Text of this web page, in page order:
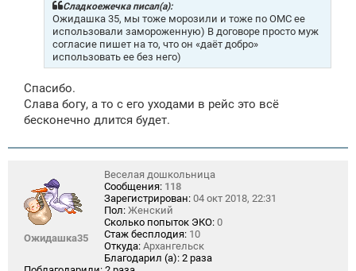
Сладкоежечка писал(а):
Ожидашка 35, мы тоже морозили и тоже по ОМС ее
использовали замороженную) В договоре просто муж
согласие пишет на то, что он «даёт добро»
использовать ее без него)
Спасибо.
Слава богу, а то с его уходами в рейс это всё
бесконечно длится будет.
Ожидашка35
Веселая дошкольница
Сообщения: 118
Зарегистрирован: 04 окт 2018, 22:31
Пол: Женский
Сколько попыток ЭКО: 0
Стаж бесплодия: 10
Откуда: Архангельск
Благодарил (а): 2 раза